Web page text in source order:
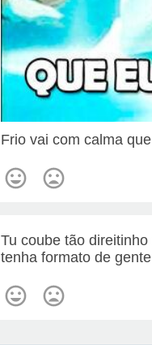
Frio vai com calma
Tu coube tão
tenha formato de